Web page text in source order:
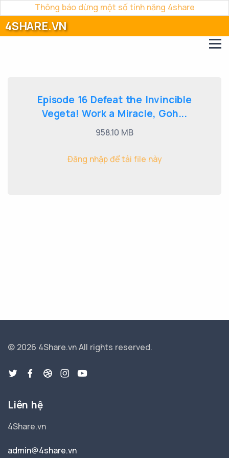
Thông báo dừng một số tính năng 4share
4SHARE.VN
Episode 16 Defeat the Invincible
Vegeta! Work a Miracle, Goh...
958.10 MB
Đăng nhập để tải file này
© 2026 4Share.vnAll rights reserved.
Liên hệ
4Share.vn
admin@4share.vn